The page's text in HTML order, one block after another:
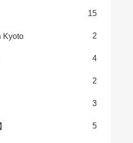
15
Kyoto 2
4
2
3
5